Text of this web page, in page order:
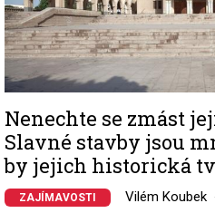
Nenechte se zmást
Slavné stavby jsou
by jejich historická
ZAJÍMAVOSTI Vilém Koubek